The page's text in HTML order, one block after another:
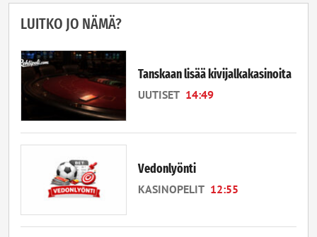
LUITKO JO NÄMÄ?
Tanskaan lisää kivijalkakasinoita
UUTISET 14:49
Vedonlyönti
KASINOPELIT 12:55